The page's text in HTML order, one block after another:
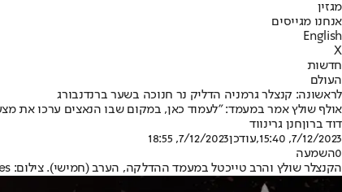
מגזין
אנחנו מגייסים
English
X
חדשות
העולם
לראשונה: קנצלר גרמניה הדליק נר חנוכה בשער ברנדנבורג
אולף שולץ אמר במעמד: "לעמוד כאן, במקום שבו הנאצים ערכו את
דוד ברוןחנן גרינווד
7/12/2023, 15:40
,עודכן7/12/2023, 18:55
0השמעה
הקנצלר שולץ והרב טייכטל במעמד ההדלקה, הערב (חמישי). צילום: Getty Images